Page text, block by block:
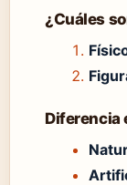
¿Cuáles
Diferencia